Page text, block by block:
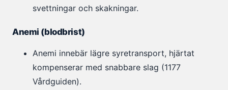
svettningar och skakningar.
Anemi (blodbrist)
Anemi innebär lägre syretransport, hjärtat
kompenserar med snabbare slag (1177
Vårdguiden).